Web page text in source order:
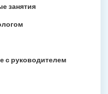
занятия
с руководителем